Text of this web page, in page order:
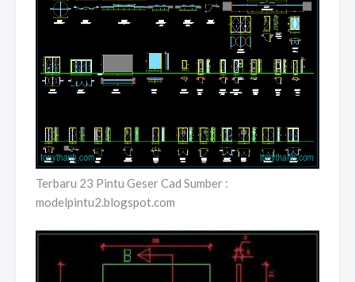
Terbaru 23 Pintu Geser Cad Sumber :
modelpintu2.blogspot.com